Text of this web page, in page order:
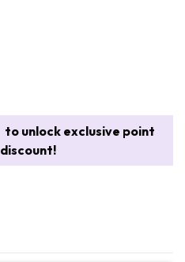
to unlock exclusive point
discount!